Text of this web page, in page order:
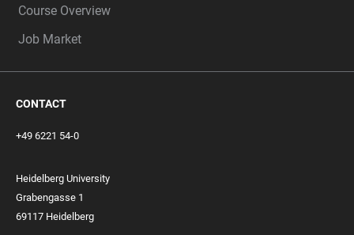
Course Overview
Job Market
CONTACT
+49 6221 54-0
Heidelberg University
Grabengasse 1
69117 Heidelberg